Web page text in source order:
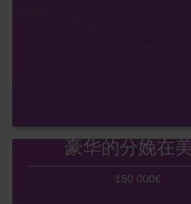
豪华的分娩在
150 000€